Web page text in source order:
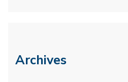
Archives